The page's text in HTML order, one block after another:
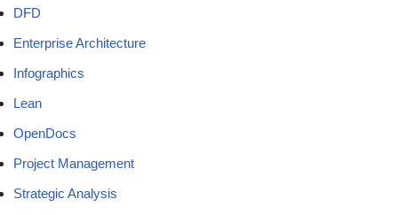
DFD
Enterprise Architecture
Infographics
Lean
OpenDocs
Project Management
Strategic Analysis